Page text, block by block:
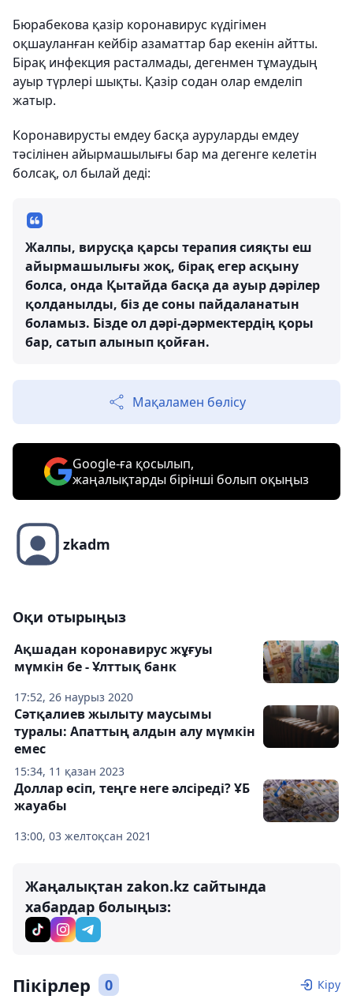
Бюрабекова қазір коронавирус күдігімен
оқшауланған кейбір азаматтар бар екенін айтты.
Бірақ инфекция расталмады, дегенмен тұмаудың
ауыр түрлері шықты. Қазір содан олар емделіп
жатыр.
Коронавирусты емдеу басқа ауруларды емдеу
тәсілінен айырмашылығы бар ма дегенге келетін
болсақ, ол былай деді:
Жалпы, вирусқа қарсы терапия сияқты еш
айырмашылығы жоқ, бірақ егер асқыну
болса, онда Қытайда басқа да ауыр дәрілер
қолданылды, біз де соны пайдаланатын
боламыз. Бізде ол дәрі-дәрмектердің қоры
бар, сатып алынып қойған.
Мақаламен бөлісу
Google-ға қосылып,
жаңалықтарды бірінші болып оқыңыз
zkadm
Оқи отырыңыз
17:52, 26 наурыз 2020
Ақшадан коронавирус жұғуы
мүмкін бе - Ұлттық банк
15:34, 11 қазан 2023
Сәтқалиев жылыту маусымы
туралы: Апаттың алдын алу мүмкін
емес
13:00, 03 желтоқсан 2021
Доллар өсіп, теңге неге әлсіреді? ҰБ
жауабы
Жаңалықтан zakon.kz сайтында
хабардар болыңыз:
Пікірлер 0 Кіру